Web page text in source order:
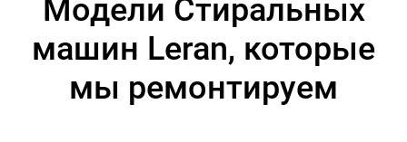
Модели Стиральных
машин Leran, которые
мы ремонтируем